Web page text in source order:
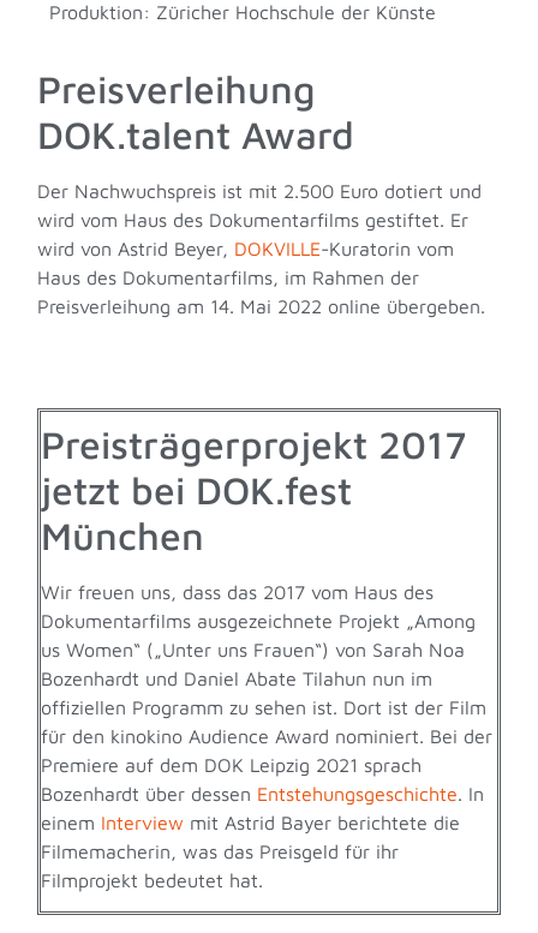
Produktion: Züricher Hochschule der Künste
Preisverleihung
DOK.talent Award
Der Nachwuchspreis ist mit 2.500 Euro dotiert und
wird vom Haus des Dokumentarfilms gestiftet. Er
wird von Astrid Beyer, DOKVILLE-Kuratorin vom
Haus des Dokumentarfilms, im Rahmen der
Preisverleihung am 14. Mai 2022 online übergeben.
Preisträgerprojekt 2017
jetzt bei DOK.fest
München
Wir freuen uns, dass das 2017 vom Haus des
Dokumentarfilms ausgezeichnete Projekt „Among
us Women“ („Unter uns Frauen“) von Sarah Noa
Bozenhardt und Daniel Abate Tilahun nun im
offiziellen Programm zu sehen ist. Dort ist der Film
für den kinokino Audience Award nominiert. Bei der
Premiere auf dem DOK Leipzig 2021 sprach
Bozenhardt über dessen Entstehungsgeschichte. In
einem Interview mit Astrid Bayer berichtete die
Filmemacherin, was das Preisgeld für ihr
Filmprojekt bedeutet hat.